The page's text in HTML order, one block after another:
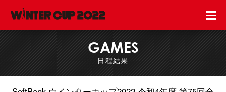
GAMES
日程結果